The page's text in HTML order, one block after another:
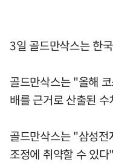
3일 골드만삭스는 한
골드만삭스는 "올해
배를 근거로 산출된
골드만삭스는 "삼성
조정에 취약할 수 있